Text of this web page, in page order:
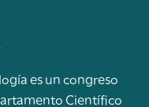
es un congreso
Científico